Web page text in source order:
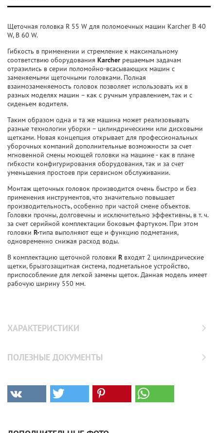
Щеточная головка R 55 W для поломоечных машин Karcher B 40
W, B 60 W.
Гибкость в применении и стремление к максимальному
соответствию оборудования Karcher решаемым задачам
отразились в серии поломойно-всасывающих машин с
заменяемыми щеточными головками. Полная
взаимозаменяемость головок позволяет использовать их в
разных моделях машин – как с ручным управлением, так и с
сиденьем водителя.
Таким образом одна и та же машина может реализовывать
разные технологии уборки – цилиндрическими или дисковыми
щетками. Новая концепция открывает для профессиональных
уборочных компаний дополнительные возможности за счет
мгновенной смены моющей головки на машине - как в плане
гибкости конфигурирования оборудования, так и за счет
уменьшения простоев при сервисном обслуживании.
Монтаж щеточных головок производится очень быстро и без
применения инструментов, что значительно повышает
производительность, особенно при частой смене объектов.
Головки прочны, долговечны и исключительно эффективны, в т. ч.
за счет серийной комплектации боковым фартуком. При этом
головки R-типа выполняют еще и функцию подметания,
одновременно снижая расход воды.
В комплектацию щеточной головки R входят 2 цилиндрические
щетки, брызгозащитная система, подметальное устройство,
приспособление для легкой замены щеток. Данная модель имеет
рабочую ширину 550 мм.
ХАРАКТЕРИСТИКИ
ПОЛЕЗНЫЕ ДОКУМЕНТЫ